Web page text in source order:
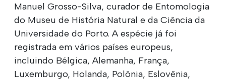
Manuel Grosso-Silva, curador de Entomologia
do Museu de História Natural e da Ciência da
Universidade do Porto. A espécie já foi
registrada em vários países europeus,
incluindo Bélgica, Alemanha, França,
Luxemburgo, Holanda, Polônia, Eslovênia,